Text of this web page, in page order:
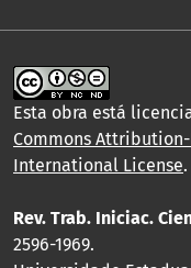
Esta obra está
Commons
International License.
Rev. Trab. Iniciac.
2596-1969.